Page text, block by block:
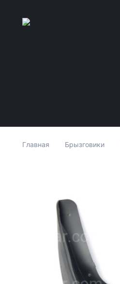
Главная Брызговики